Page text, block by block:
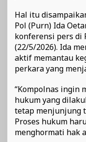
Hal itu
Pol (Purn) Ida
konferensi pers di
(22/5/2026). Ida
aktif memantau
perkara yang
“Kompolnas ingin
hukum yang
tetap menjunjung
Proses hukum
menghormati hak